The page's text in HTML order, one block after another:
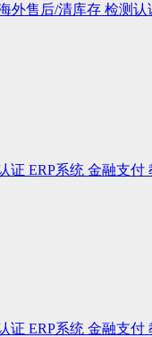
外售后/清库存 检测认
证 ERP系统 金融支付
证 ERP系统 金融支付